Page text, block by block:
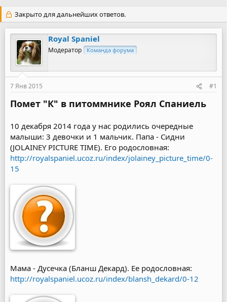
т
е
м
ы
ч
а
л
а
Закрыто для дальнейших ответов.
Royal Spaniel
Модератор Команда форума
7 Янв 2015 #1
Помет "К" в питоммнике Роял Спаниель
10 декабря 2014 года у нас родились очередные
малыши: 3 девочки и 1 мальчик. Папа - Сидни
(JOLAINEY PICTURE TIME). Его родословная:
http://royalspaniel.ucoz.ru/index/jolainey_picture_time/0-
15
Мама - Дусечка (Бланш Декард). Ее родословная:
http://royalspaniel.ucoz.ru/index/blansh_dekard/0-12